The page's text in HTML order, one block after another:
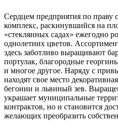
Сердцем предприятия по праву
комплекс, раскинувшийся на
«стеклянных садах» ежегодно
однолетних цветов.
здесь заботливо выращивают
портулак, благородные
и многое другое. Наряду с
находят свое место
бегонии и львиный зев.
украшает муниципальные
контрактов, но и становится
желающих преобразить